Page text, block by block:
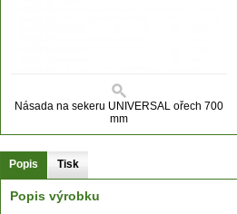
Násada na sekeru UNIVERSAL ořech 700
mm
Popis Tisk
Popis výrobku